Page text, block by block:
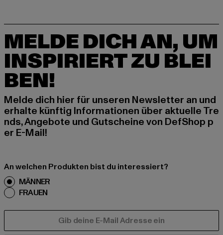
MELDE DICH AN, UM
INSPIRIERT ZU BLEI
BEN!
Melde dich hier für unseren Newsletter an und
erhalte künftig Informationen über aktuelle Tre
nds, Angebote und Gutscheine von DefShop p
er E-Mail!
An welchen Produkten bist du interessiert?
MÄNNER
FRAUEN